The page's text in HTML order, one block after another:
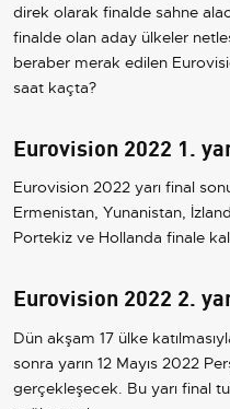
direk olarak finalde sahne
finalde olan aday ülkeler
beraber merak edilen
saat kaçta?
Eurovision 2022 1.
Eurovision 2022 yarı final
Ermenistan, Yunanistan,
Portekiz ve Hollanda finale
Eurovision 2022 2.
Dün akşam 17 ülke
sonra yarın 12 Mayıs 2022
gerçekleşecek. Bu yarı final